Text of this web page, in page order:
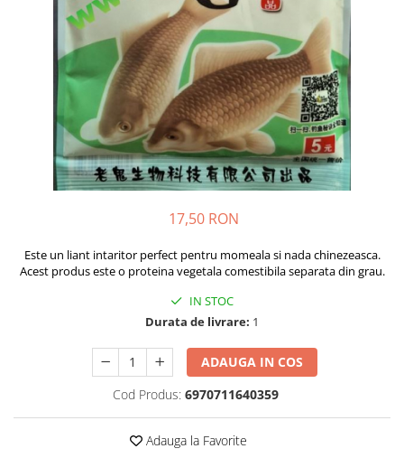
Accesorii diverse
Vartej pescuit
Agrafe pescuit
Rig pescuit
Opritoare pescuit
Crosete si burghie pescuit
Foarfeca pescuit
Cleste pescuit
Echipament de bază
Lansete feeder
Cârlige feeder
Monturi și componente
Momitoare method feeder
17,50 RON
Este un liant intaritor perfect pentru momeala si nada chinezeasca.
Acest produs este o proteina vegetala comestibila separata din grau.
IN STOC
Durata de livrare: 1
ADAUGA IN COS
Cod Produs: 6970711640359
Adauga la Favorite